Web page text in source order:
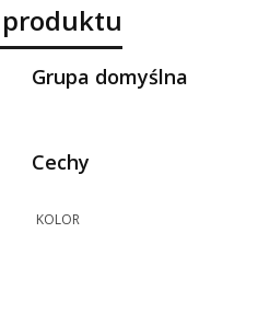
produktu
Grupa domyślna
Cechy
KOLOR